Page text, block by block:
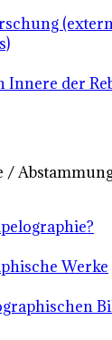
Innere der
/
Werke